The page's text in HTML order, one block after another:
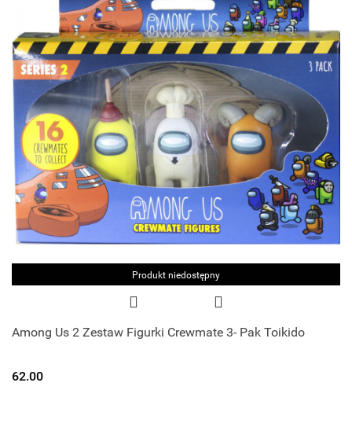
Produkt niedostępny
Among Us 2 Zestaw Figurki Crewmate 3- Pak Toikido
62.00